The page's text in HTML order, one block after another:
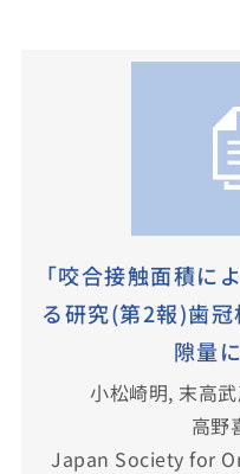
「咬合接触面積に
る研究(第2報)歯
隙量
小松崎明, 末高
高野
Japan Society for